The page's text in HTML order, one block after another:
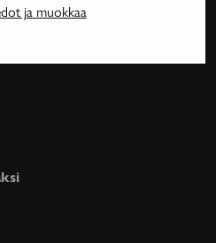
ja muokkaa
Avain-lehteä julkaisee